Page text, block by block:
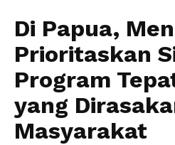
Di Papua,
Prioritaskan
Program
yang
Masyarakat